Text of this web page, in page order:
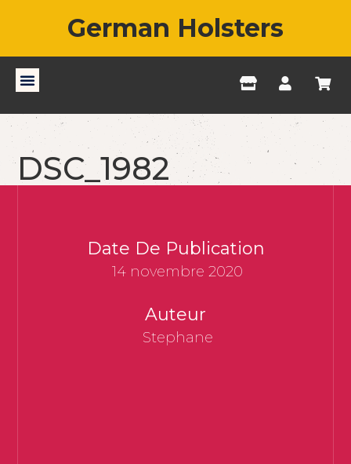
German Holsters
DSC_1982
Date De Publication
14 novembre 2020
Auteur
Stephane